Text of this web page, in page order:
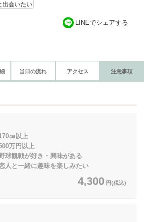
出会いたい
LINEでシェアする
当日の流れ アクセス 注意事項
㎝以上
万円以上
観戦が好き・興味がある
と一緒に趣味を楽しみたい
4,300 円(税込)